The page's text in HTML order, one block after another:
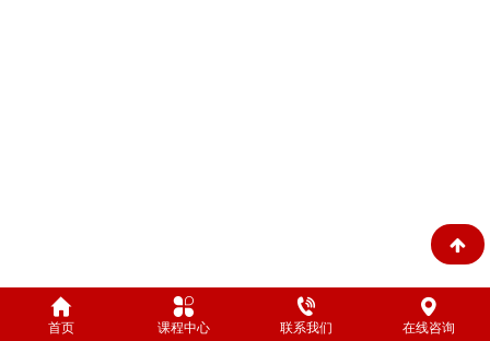
首页 课程中心 联系我们 在线咨询